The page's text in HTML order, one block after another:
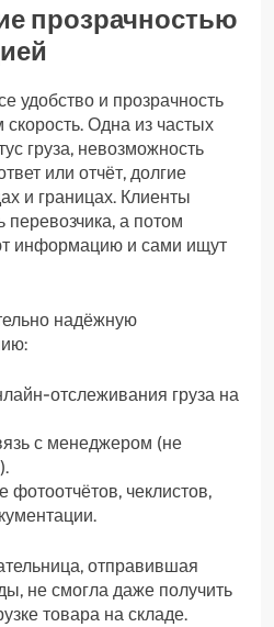
прозрачностью
удобство и прозрачность
Одна из частых
груза, невозможность
или отчёт, долгие
и границах. Клиенты
перевозчика, а потом
информацию и сами ищут
надёжную
отслеживания груза на
с менеджером (не
фотоотчётов, чеклистов,
отправившая
не смогла даже получить
товара на складе.